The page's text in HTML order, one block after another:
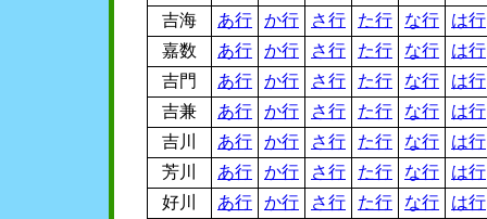
吉海
あ行 か行 さ行 た行 な行
は行
嘉数
あ行 か行 さ行 た行 な行
は行
吉門
あ行 か行 さ行 た行 な行
は行
吉兼
あ行 か行 さ行 た行 な行
は行
吉川
あ行 か行 さ行 た行 な行
は行
芳川
あ行 か行 さ行 た行 な行
は行
好川
あ行 か行 さ行 た行 な行
は行